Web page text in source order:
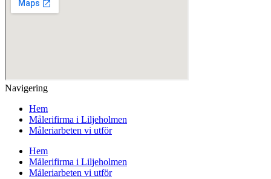
Navigering
Hem
Målerifirma i Liljeholmen
Måleriarbeten vi utför
Hem
Målerifirma i Liljeholmen
Måleriarbeten vi utför